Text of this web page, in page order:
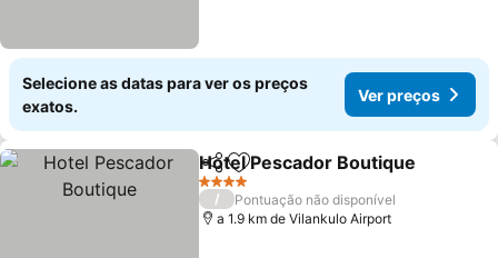
Selecione as datas para ver os preços
exatos.
Ver preços
PartilharAdicionar aos favoritos
Hotel Pescador Boutique
4 Estrelas
/
Pontuação não disponível
a 1.9 km de Vilankulo Airport